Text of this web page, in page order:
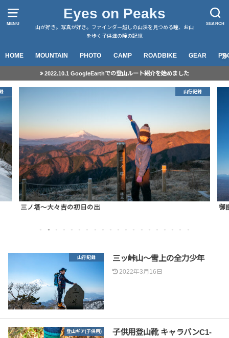
MENU SEARCH
Eyes on Peaks
山が好き。写真が好き。ファインダー越しの山渓を見つめる瞳、お山
を歩く子供達の瞳の記憶
HOME MOUNTAIN PHOTO CAMP ROADBIKE GEAR
2022.10.1 GoogleEarthでの登山ルート紹介を始めました
山行記録
三ノ塔～大々吉の初日の出 御
1 2 3 4 5 6 7 8 9 10 11 12 13 14 15 16 17 18 19 20
山行記録 三ッ峠山～雪上の全力少年
2022年3月16日
登山ギア(子供用)
子供用登山靴 キャラバンC1-